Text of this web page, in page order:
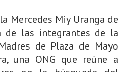
Mercedes Miy Uranga de
de las integrantes de la
de Plaza de Mayo
una ONG que reúne a